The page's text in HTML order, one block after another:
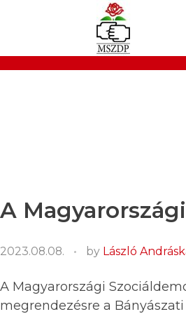
A
2023.08.08. by László
A Magyarországi
megrendezésre a